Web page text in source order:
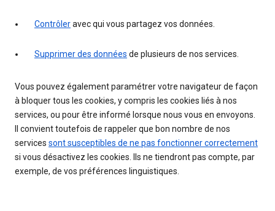
Contrôleravec qui vous partagez vos données.
Supprimer des données de plusieurs de nos services.
Vous pouvez également paramétrer votre navigateur de façon
à bloquer tous les cookies, y compris les cookies liés à nos
services, ou pour être informé lorsque nous vous en envoyons.
Il convient toutefois de rappeler que bon nombre de nos
services sont susceptibles de ne pas fonctionner correctement
si vous désactivez les cookies. Ils ne tiendront pas compte, par
exemple, de vos préférences linguistiques.